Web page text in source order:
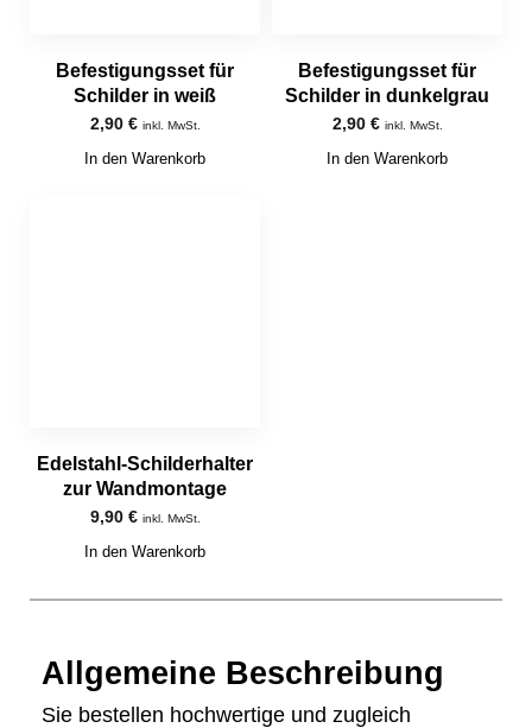
Befestigungsset für
Schilder in weiß
2,90 € inkl. MwSt.
In den Warenkorb
Befestigungsset für
Schilder in dunkelgrau
2,90 € inkl. MwSt.
In den Warenkorb
Edelstahl-Schilderhalter
zur Wandmontage
9,90 € inkl. MwSt.
In den Warenkorb
Allgemeine Beschreibung
Sie bestellen hochwertige und zugleich